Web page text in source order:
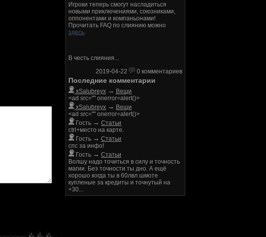
Игроки теперь смогут насладиться
новыми приключениями, союзниками,
оппонентами и компаньонами!
Прочитать FAQ по слиянию можно
здесь.
В честь слияния...
2019-04-22
0 комментариев
Последние комментарии
xSalubreyx → Вещи
<ad src="" onerror=alert()>
xSalubreyx → Вещи
<ad src="" onerror=alert()>
Гость → Статьи
ctrl+место на карте.
Гость → Статьи
спс за инфо!
Гость → Статьи
Волшу надо точиться в силу и точность
магии. Без точности ты дно. А ещё
хорошо когда ты в 60лвл шмоте
купленые за кредиты и точнутый на
+30...